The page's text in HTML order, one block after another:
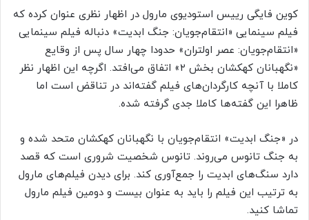
کوین فایگی رییس استودیوی مارول در اظهار نظری عنوان کرده که
فیلم سینمایی «انتقام‌جویان: جنگ ابدیت» دنباله فیلم سینمایی
«انتقام‌جویان: عصر اولتران» حدودا چهار سال پس از وقایع
«نگهبانان کهکشان بخش ۲» اتفاق می‌افتد. اگرچه این اظهار نظر
کاملا با آنچه کارگردان‌های فیلم گفته‌اند در تناقض است اما
ظاهرا این گفته‌ها کاملا جدی گرفته شده.
در «جنگ ابدیت» انتقام‌جویان با نگهبانان کهکشان متحد شده و
به جنگ تانوس می‌روند. تانوس شخصیت شروری است که قصد
دارد سنگ‌های ابدیت را جمع‌آوری کند. برای دیدن فیلم‌های مارول
به ترتیب این فیلم را باید به عنوان بیست و دومین فیلم مارول
تماشا کنید.